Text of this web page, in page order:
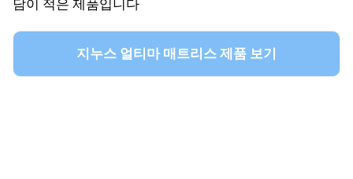
담이 적은 제품입니다
지누스 얼티마 매트리스 제품 보기